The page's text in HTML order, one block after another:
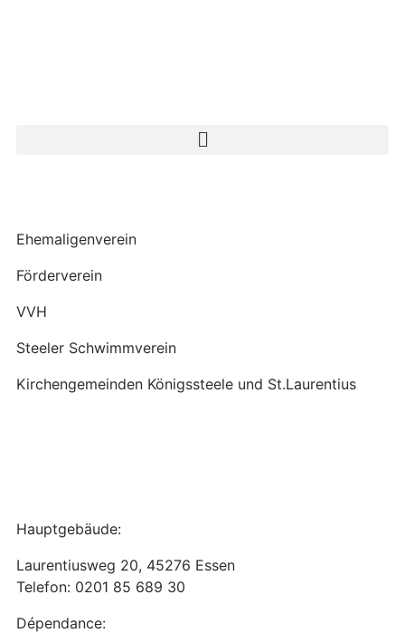
Ehemaligenverein
Förderverein
VVH
Steeler Schwimmverein
Kirchengemeinden Königssteele und St.Laurentius
Hauptgebäude:
Laurentiusweg 20, 45276 Essen
Telefon: 0201 85 689 30
Dépendance: